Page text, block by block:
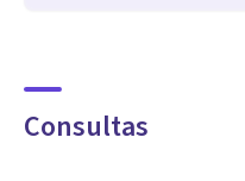
Consultas